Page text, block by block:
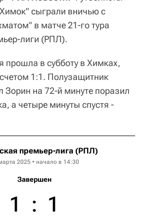
сыграли вничью с
в матче 21-го тура
лиги (РПЛ).
прошла в субботу в Химках,
1:1. Полузащитник
Зорин на 72-й минуте поразил
а четыре минуты спустя -
премьер-лига (РПЛ)
2025 • начало в 14:30
Завершен
1 : 1